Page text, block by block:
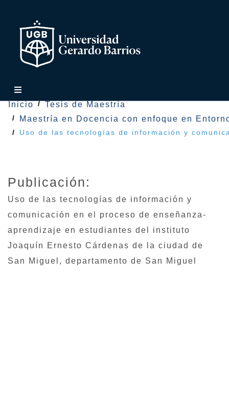
Inicio
Tesis de Maestría
Maestría en Docencia con enfoque en
Uso de las tecnologías de información y
Publicación:
Uso de las tecnologías de información y
comunicación en el proceso de enseñanza-
aprendizaje en estudiantes del instituto
Joaquín Ernesto Cárdenas de la ciudad de
San Miguel, departamento de San Miguel